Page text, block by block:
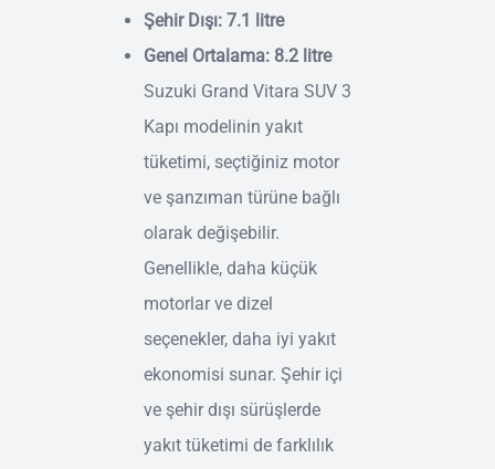
Şehir Dışı: 7.1 litre
Genel Ortalama: 8.2 litre
Suzuki Grand Vitara SUV 3
Kapı modelinin yakıt
tüketimi, seçtiğiniz motor
ve şanzıman türüne bağlı
olarak değişebilir.
Genellikle, daha küçük
motorlar ve dizel
seçenekler, daha iyi yakıt
ekonomisi sunar. Şehir içi
ve şehir dışı sürüşlerde
yakıt tüketimi de farklılık